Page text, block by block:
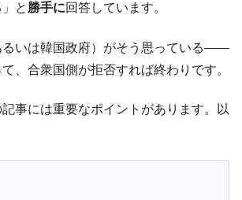
と 勝手に回答しています。
るいは韓国政府）がそう思っている――
、合衆国側が拒否すれば終わりです。
事には重要なポイントがあります。以